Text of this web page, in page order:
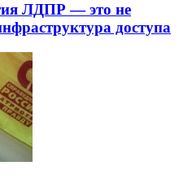
ЛДПР — это не
доступа